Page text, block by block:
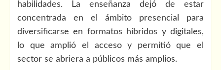
habilidades. La enseñanza dejó de estar
concentrada en el ámbito presencial para
diversificarse en formatos híbridos y digitales,
lo que amplió el acceso y permitió que el
sector se abriera a públicos más amplios.